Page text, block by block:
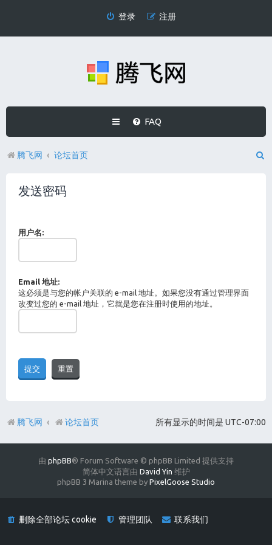
登录 注册
FAQ
腾飞网 论坛首页
发送密码
用户名:
Email 地址:
这必须是与您的帐户关联的 e-mail 地址。如果您没有通过管理界面
改变过您的 e-mail 地址，它就是您在注册时使用的地址。
所有显示的时间是 UTC-07:00
腾飞网 论坛首页
由 phpBB® Forum Software © phpBB Limited 提供支持
简体中文语言由 David Yin 维护
phpBB 3 Marina theme by PixelGoose Studio
删除全部论坛 cookie 管理团队 联系我们